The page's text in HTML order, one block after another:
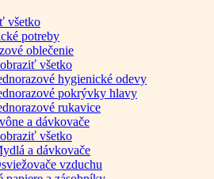
všetko
potreby
oblečenie
všetko
hygienické odevy
pokrývky hlavy
rukavice
a dávkovače
všetko
a dávkovače
vzduchu